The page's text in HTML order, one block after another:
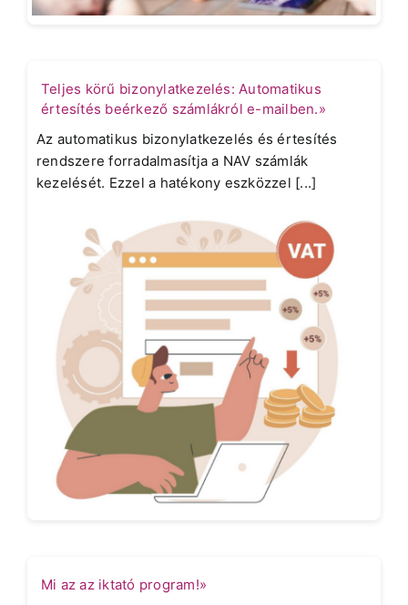
Teljes körű bizonylatkezelés: Automatikus
értesítés beérkező számlákról e-mailben.»
Az automatikus bizonylatkezelés és értesítés
rendszere forradalmasítja a NAV számlák
kezelését. Ezzel a hatékony eszközzel [...]
Mi az az iktató program!»